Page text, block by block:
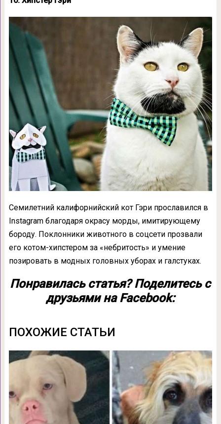
Семилетний калифорнийский кот Гэри прославился в
Instagram благодаря окрасу морды, имитирующему
бороду. Поклонники животного в соцсети прозвали
его котом-хипстером за «небритость» и умение
позировать в модных головных уборах и галстуках.
Понравилась статья? Поделитесь с
друзьями на Facebook:
ПОХОЖИЕ СТАТЬИ